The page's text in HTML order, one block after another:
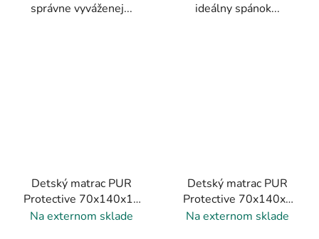
správne vyváženej...
ideálny spánok...
Detský matrac PUR
Protective 70x140x10
cm
Na externom sklade
Detský matrac PUR
Protective 70x140x6
cm
Na externom sklade